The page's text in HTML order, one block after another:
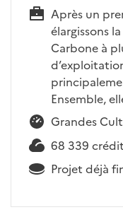
Après un
élargissons
Carbone à
Ensemble,
Grandes
68 339
Projet déjà